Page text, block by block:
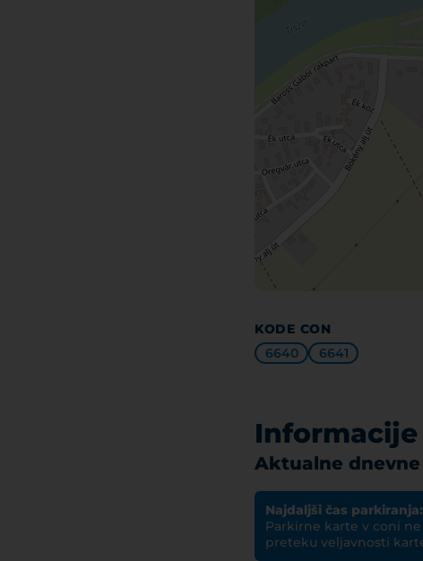
KODE CON
6640
6641
Aktualne
Najdaljši čas parkiranja:
Parkirne karte v coni
preteku veljavnosti